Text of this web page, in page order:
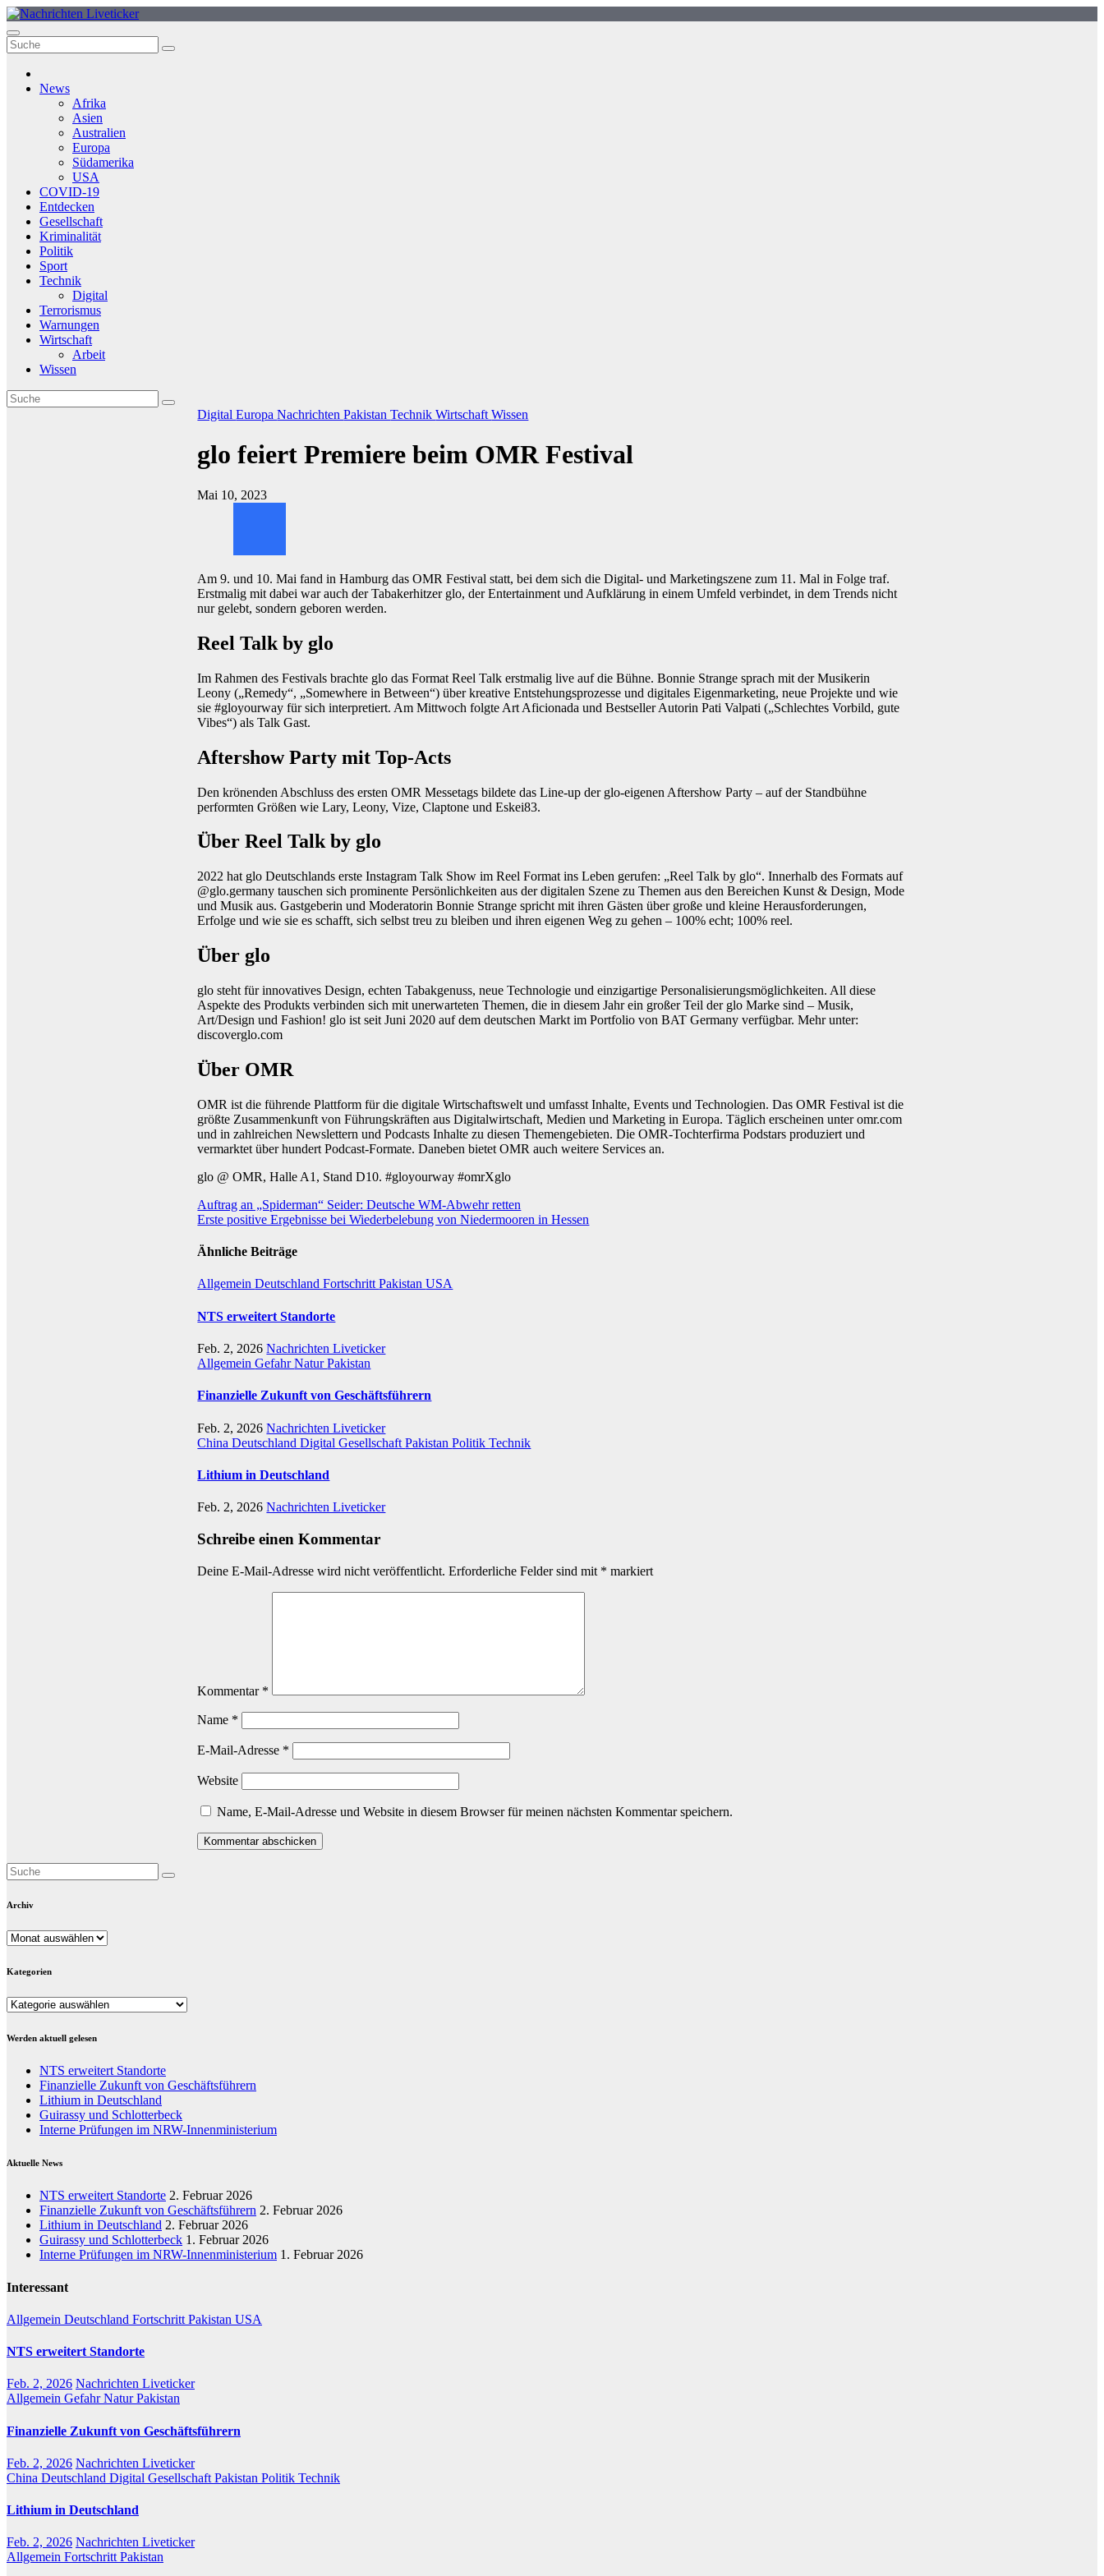
Zum
Inhalt
springen
News
Afrika
Asien
Australien
Europa
Südamerika
USA
COVID-19
Entdecken
Gesellschaft
Kriminalität
Politik
Sport
Technik
Digital
Terrorismus
Warnungen
Wirtschaft
Arbeit
Wissen
DigitalEuropaNachrichtenPakistanTechnikWirtschaftWissen
glo feiert Premiere beim OMR Festival
Mai 10, 2023
Am 9. und 10. Mai fand in Hamburg das OMR Festival statt, bei dem sich die Digital- und Marketingszene zum 11. Mal in Folge traf.
Erstmalig mit dabei war auch der Tabakerhitzer glo, der Entertainment und Aufklärung in einem Umfeld verbindet, in dem Trends nicht
nur gelebt, sondern geboren werden.
Reel Talk by glo
Im Rahmen des Festivals brachte glo das Format Reel Talk erstmalig live auf die Bühne. Bonnie Strange sprach mit der Musikerin
Leony („Remedy“, „Somewhere in Between“) über kreative Entstehungsprozesse und digitales Eigenmarketing, neue Projekte und wie
sie #gloyourway für sich interpretiert. Am Mittwoch folgte Art Aficionada und Bestseller Autorin Pati Valpati („Schlechtes Vorbild, gute
Vibes“) als Talk Gast.
Aftershow Party mit Top-Acts
Den krönenden Abschluss des ersten OMR Messetags bildete das Line-up der glo-eigenen Aftershow Party – auf der Standbühne
performten Größen wie Lary, Leony, Vize, Claptone und Eskei83.
Über Reel Talk by glo
2022 hat glo Deutschlands erste Instagram Talk Show im Reel Format ins Leben gerufen: „Reel Talk by glo“. Innerhalb des Formats auf
@glo.germany tauschen sich prominente Persönlichkeiten aus der digitalen Szene zu Themen aus den Bereichen Kunst & Design, Mode
und Musik aus. Gastgeberin und Moderatorin Bonnie Strange spricht mit ihren Gästen über große und kleine Herausforderungen,
Erfolge und wie sie es schafft, sich selbst treu zu bleiben und ihren eigenen Weg zu gehen – 100% echt; 100% reel.
Über glo
glo steht für innovatives Design, echten Tabakgenuss, neue Technologie und einzigartige Personalisierungsmöglichkeiten. All diese
Aspekte des Produkts verbinden sich mit unerwarteten Themen, die in diesem Jahr ein großer Teil der glo Marke sind – Musik,
Art/Design und Fashion! glo ist seit Juni 2020 auf dem deutschen Markt im Portfolio von BAT Germany verfügbar. Mehr unter:
discoverglo.com
Über OMR
OMR ist die führende Plattform für die digitale Wirtschaftswelt und umfasst Inhalte, Events und Technologien. Das OMR Festival ist die
größte Zusammenkunft von Führungskräften aus Digitalwirtschaft, Medien und Marketing in Europa. Täglich erscheinen unter omr.com
und in zahlreichen Newslettern und Podcasts Inhalte zu diesen Themengebieten. Die OMR-Tochterfirma Podstars produziert und
vermarktet über hundert Podcast-Formate. Daneben bietet OMR auch weitere Services an.
glo @ OMR, Halle A1, Stand D10. #gloyourway #omrXglo
Beitragsnavigation
Auftrag an „Spiderman“ Seider: Deutsche WM-Abwehr retten
Erste positive Ergebnisse bei Wiederbelebung von Niedermooren in Hessen
Ähnliche Beiträge
AllgemeinDeutschlandFortschrittPakistanUSA
NTS erweitert Standorte
Feb. 2, 2026 Nachrichten Liveticker
AllgemeinGefahrNaturPakistan
Finanzielle Zukunft von Geschäftsführern
Feb. 2, 2026 Nachrichten Liveticker
ChinaDeutschlandDigitalGesellschaftPakistanPolitikTechnik
Lithium in Deutschland
Feb. 2, 2026 Nachrichten Liveticker
Schreibe einen Kommentar
Deine E-Mail-Adresse wird nicht veröffentlicht. Erforderliche Felder sind mit * markiert
Kommentar *
Name *
E-Mail-Adresse *
Website
Name, E-Mail-Adresse und Website in diesem Browser für meinen nächsten Kommentar speichern.
Archiv
Archiv
Kategorien
Kategorien
Werden aktuell gelesen
NTS erweitert Standorte
Finanzielle Zukunft von Geschäftsführern
Lithium in Deutschland
Guirassy und Schlotterbeck
Interne Prüfungen im NRW-Innenministerium
Aktuelle News
NTS erweitert Standorte 2. Februar 2026
Finanzielle Zukunft von Geschäftsführern 2. Februar 2026
Lithium in Deutschland 2. Februar 2026
Guirassy und Schlotterbeck 1. Februar 2026
Interne Prüfungen im NRW-Innenministerium 1. Februar 2026
Interessant
Allgemein Deutschland Fortschritt Pakistan USA
NTS erweitert Standorte
Feb. 2, 2026 Nachrichten Liveticker
Allgemein GefahrNaturPakistan
Finanzielle Zukunft von Geschäftsführern
Feb. 2, 2026 Nachrichten Liveticker
China Deutschland Digital Gesellschaft Pakistan Politik Technik
Lithium in Deutschland
Feb. 2, 2026 Nachrichten Liveticker
Allgemein Fortschritt Pakistan